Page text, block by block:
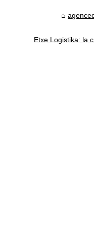
Etxe Logistika: la